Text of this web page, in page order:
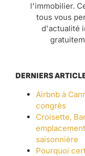
l'immobilier.
tous vous
d'actualité
DERNIERS
Airbnb à
congrès
Croisette,
saisonnière
Pourquoi